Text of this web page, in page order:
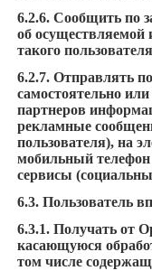
6.2.6. Сообщить по
об осуществляемой
такого
6.2.7. Отправлять
самостоятельно
партнеров
рекламные
пользователя), на
мобильный телефон
сервисы
6.3. Пользователь
6.3.1. Получать от
касающуюся
том числе